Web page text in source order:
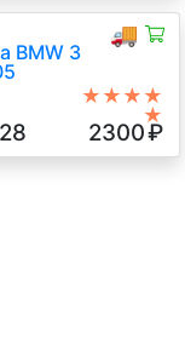
🚚
BMW 3
Инжектор, 5-
черный, 2002
★★★★
★
2300₽